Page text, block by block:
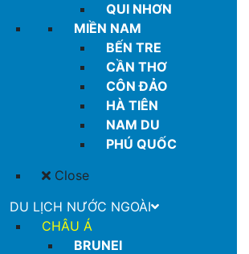
QUI NHƠN
MIỀN NAM
BẾN TRE
CẦN THƠ
CÔN ĐẢO
HÀ TIÊN
NAM DU
PHÚ QUỐC
Close
DU LỊCH NƯỚC NGOÀI
CHÂU Á
BRUNEI